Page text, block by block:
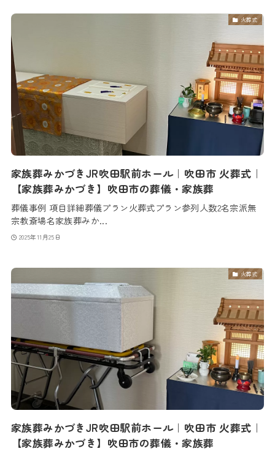
火葬式
家族葬みかづきJR吹田駅前ホール｜吹田市 火葬式｜
【家族葬みかづき】吹田市の葬儀・家族葬
葬儀事例 項目詳細葬儀プラン火葬式プラン参列人数2名宗派無
宗教斎場名家族葬みか...
2025年11月25日
火葬式
家族葬みかづきJR吹田駅前ホール｜吹田市 火葬式｜
【家族葬みかづき】吹田市の葬儀・家族葬